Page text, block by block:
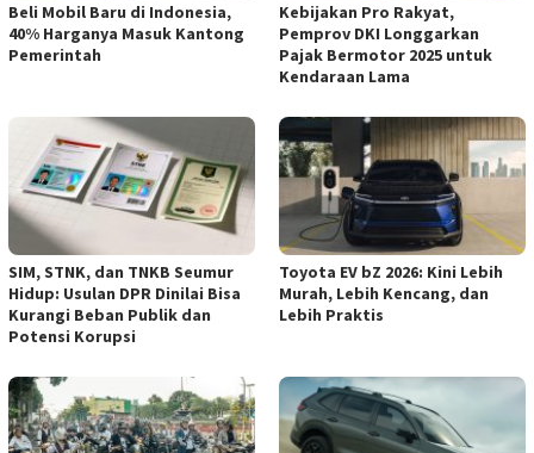
Beli Mobil Baru di Indonesia,
40% Harganya Masuk Kantong
Pemerintah
Kebijakan Pro Rakyat,
Pemprov DKI Longgarkan
Pajak Bermotor 2025 untuk
Kendaraan Lama
SIM, STNK, dan TNKB Seumur
Hidup: Usulan DPR Dinilai Bisa
Kurangi Beban Publik dan
Potensi Korupsi
Toyota EV bZ 2026: Kini Lebih
Murah, Lebih Kencang, dan
Lebih Praktis